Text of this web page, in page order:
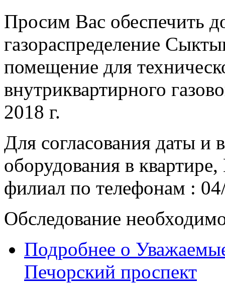
Просим Вас обеспечить
газораспределение
помещение для
внутриквартирного
2018 г.
Для согласования даты и
оборудования в
филиал по телефонам :
Обследование
Подробнее о
Печорский проспект